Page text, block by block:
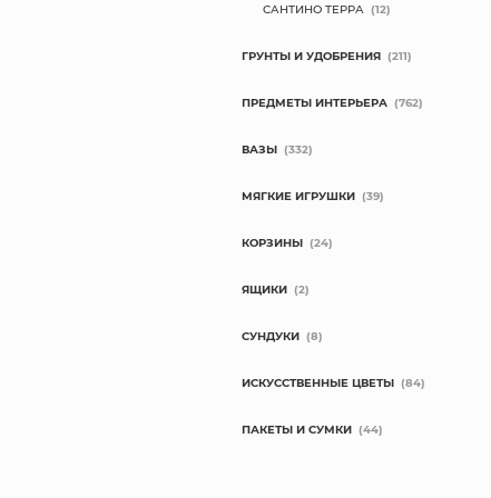
САНТИНО ТЕРРА (12)
ГРУНТЫ И УДОБРЕНИЯ (211)
ПРЕДМЕТЫ ИНТЕРЬЕРА (762)
ВАЗЫ (332)
МЯГКИЕ ИГРУШКИ (39)
КОРЗИНЫ (24)
ЯЩИКИ (2)
СУНДУКИ (8)
ИСКУССТВЕННЫЕ ЦВЕТЫ (84)
ПАКЕТЫ И СУМКИ (44)